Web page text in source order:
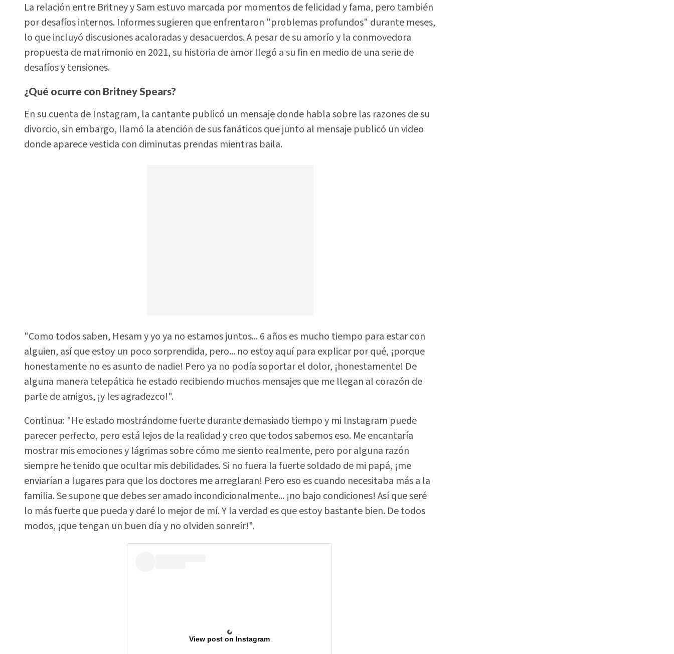
La relación entre Britney y Sam estuvo marcada por momentos de felicidad y fama, pero también
por desafíos internos. Informes sugieren que enfrentaron "problemas profundos" durante meses,
lo que incluyó discusiones acaloradas y desacuerdos. A pesar de su amorío y la conmovedora
propuesta de matrimonio en 2021, su historia de amor llegó a su fin en medio de una serie de
desafíos y tensiones.
¿Qué ocurre con Britney Spears?
En su cuenta de Instagram, la cantante publicó un mensaje donde habla sobre las razones de su
divorcio, sin embargo, llamó la atención de sus fanáticos que junto al mensaje publicó un video
donde aparece vestida con diminutas prendas mientras baila.
"Como todos saben, Hesam y yo ya no estamos juntos... 6 años es mucho tiempo para estar con
alguien, así que estoy un poco sorprendida, pero... no estoy aquí para explicar por qué, ¡porque
honestamente no es asunto de nadie! Pero ya no podía soportar el dolor, ¡honestamente! De
alguna manera telepática he estado recibiendo muchos mensajes que me llegan al corazón de
parte de amigos, ¡y les agradezco!".
Continua: "He estado mostrándome fuerte durante demasiado tiempo y mi Instagram puede
parecer perfecto, pero está lejos de la realidad y creo que todos sabemos eso. Me encantaría
mostrar mis emociones y lágrimas sobre cómo me siento realmente, pero por alguna razón
siempre he tenido que ocultar mis debilidades. Si no fuera la fuerte soldado de mi papá, ¡me
enviarían a lugares para que los doctores me arreglaran! Pero eso es cuando necesitaba más a la
familia. Se supone que debes ser amado incondicionalmente... ¡no bajo condiciones! Así que seré
lo más fuerte que pueda y daré lo mejor de mí. Y la verdad es que estoy bastante bien. De todos
modos, ¡que tengan un buen día y no olviden sonreír!".
View post on Instagram